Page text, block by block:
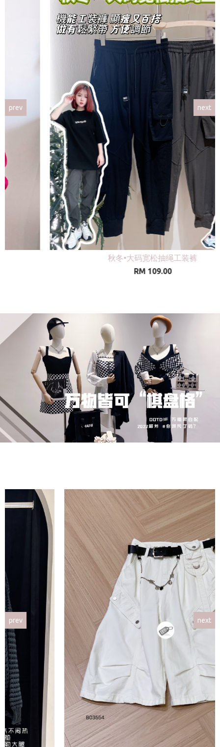
法式皮革金属发箍
RM 29.00
prev next
prev next